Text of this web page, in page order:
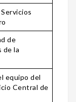
de
de la
equipo del
Central de